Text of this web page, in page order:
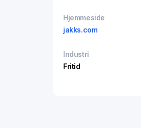
Hjemmeside
jakks.com
Industri
Fritid